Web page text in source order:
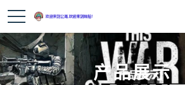
产品展示